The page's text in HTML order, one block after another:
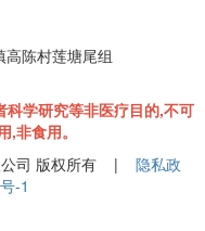
陈村莲塘尾组
学研究等非医疗目的,不可
非食用。
公司 版权所有 | 隐私政
-1